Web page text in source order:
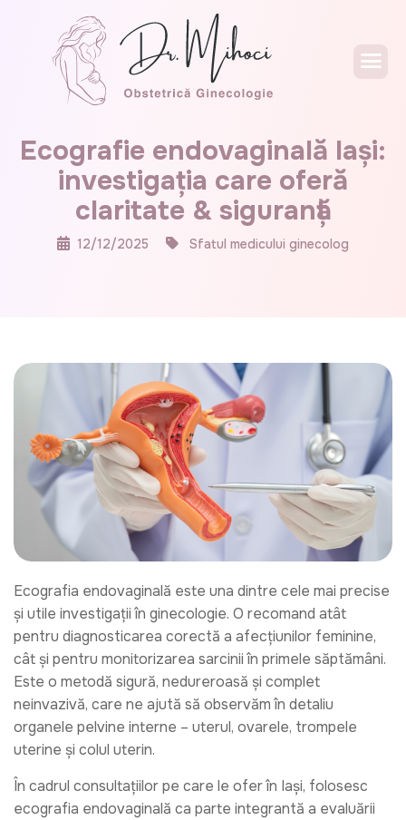
Ecografie endovaginală Iași:
investigația care oferă
claritate & siguranță
12/12/2025 Sfatul medicului ginecolog
Ecografia endovaginală este una dintre cele mai precise
și utile investigații în ginecologie. O recomand atât
pentru diagnosticarea corectă a afecțiunilor feminine,
cât și pentru monitorizarea sarcinii în primele săptămâni.
Este o metodă sigură, nedureroasă și complet
neinvazivă, care ne ajută să observăm în detaliu
organele pelvine interne – uterul, ovarele, trompele
uterine și colul uterin.
În cadrul consultațiilor pe care le ofer în Iași, folosesc
ecografia endovaginală ca parte integrantă a evaluării